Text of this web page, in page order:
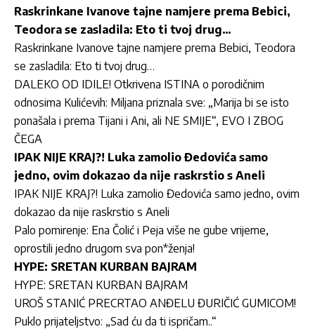
Raskrinkane Ivanove tajne namjere prema Bebici,
Teodora se zasladila: Eto ti tvoj drug…
Raskrinkane Ivanove tajne namjere prema Bebici, Teodora
se zasladila: Eto ti tvoj drug…
DALEKO OD IDILE! Otkrivena ISTINA o porodičnim
odnosima Kulićevih: Miljana priznala sve: „Marija bi se isto
ponašala i prema Tijani i Ani, ali NE SMIJE“, EVO I ZBOG
ČEGA
IPAK NIJE KRAJ?! Luka zamolio Đedovića samo
jedno, ovim dokazao da nije raskrstio s Aneli
IPAK NIJE KRAJ?! Luka zamolio Đedovića samo jedno, ovim
dokazao da nije raskrstio s Aneli
Palo pomirenje: Ena Čolić i Peja više ne gube vrijeme,
oprostili jedno drugom sva pon*ženja!
HYPE: SRETAN KURBAN BAJRAM
HYPE: SRETAN KURBAN BAJRAM
UROŠ STANIĆ PRECRTAO ANĐELU ĐURIČIĆ GUMICOM!
Puklo prijateljstvo: „Sad ću da ti ispričam..“